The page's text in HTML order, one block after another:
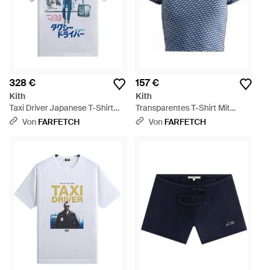
328 €
Kith
Taxi Driver Japanese T-Shirt
Mit Poster-Print - Weiß
Von FARFETCH
157 €
Kith
Transparentes T-Shirt Mit
Monogramm - Blau
Von FARFETCH